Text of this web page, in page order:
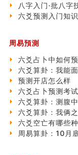
八字入门·批八字
六爻预测入门知识
周易預測
六爻占卜中如何
六爻算卦：我能
预测开店怎么样
六爻占卜预测考
六爻算卦：测腹
六爻算卦：我俩
六爻空亡有哪些
周易算卦：10月